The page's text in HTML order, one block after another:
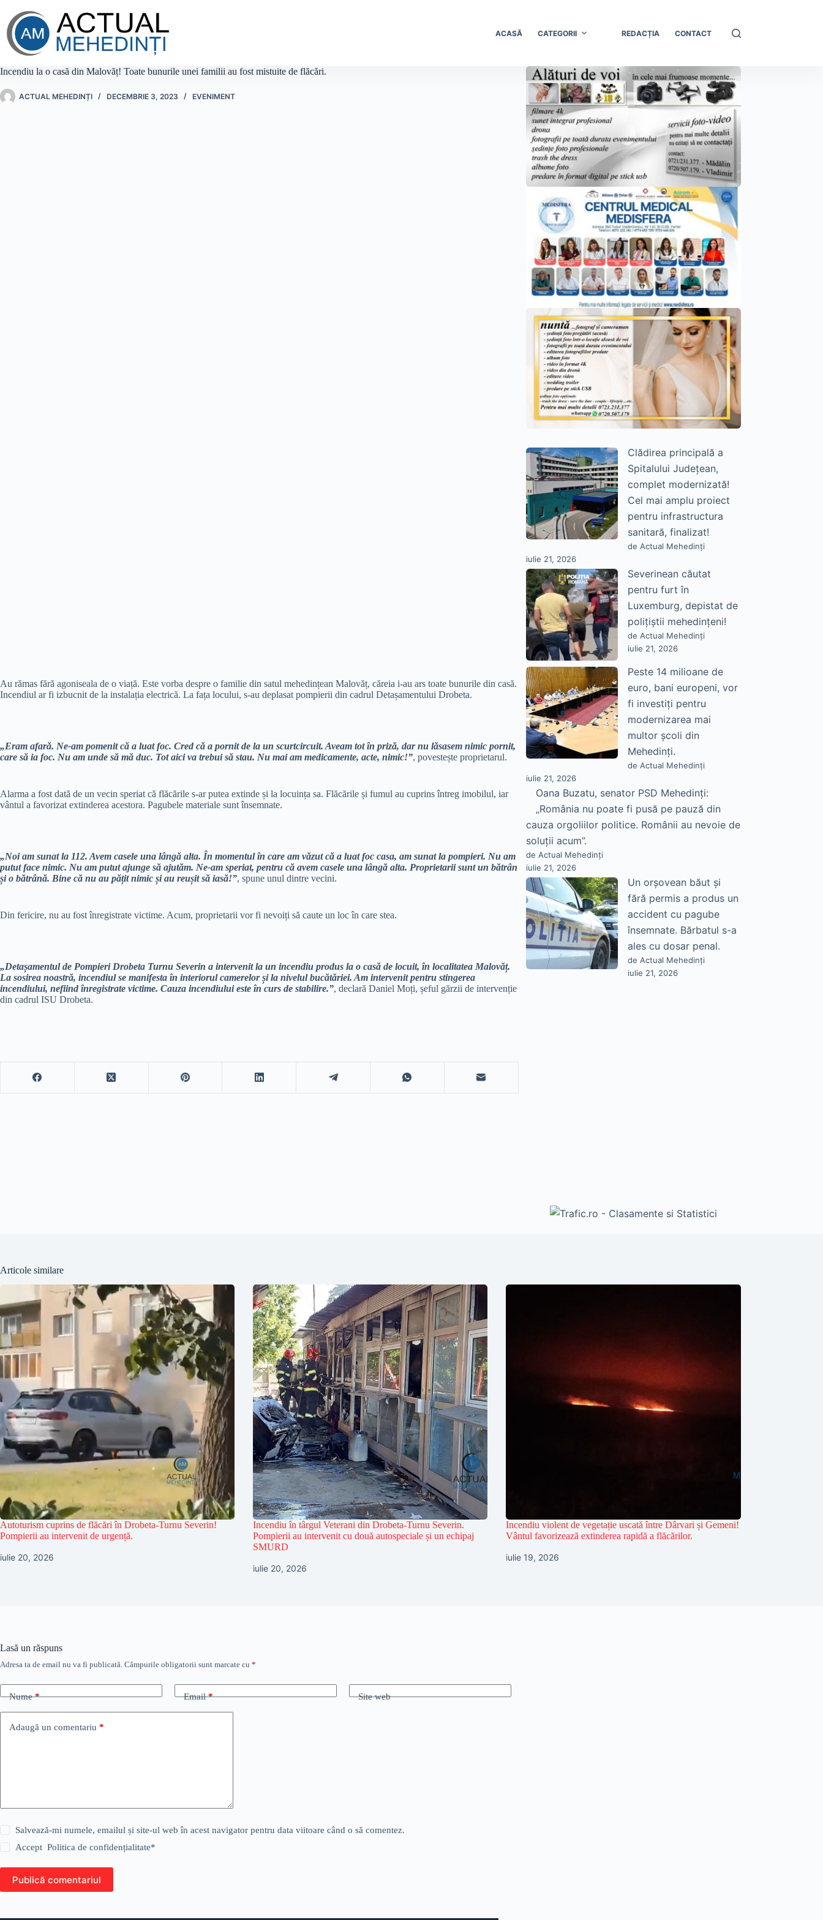
conținut
ACASĂ CATEGORII REDACȚIA CONTACT
Incendiu la o casă din Malovăț! Toate bunurile unei familii au fost mistuite de flăcări.
ACTUAL MEHEDINȚI DECEMBRIE 3, 2023 EVENIMENT
Au rămas fără agoniseala de o viață. Este vorba despre o familie din satul mehedințean Malovăț, căreia i-au ars toate bunurile din casă.
Incendiul ar fi izbucnit de la instalația electrică. La fața locului, s-au deplasat pompierii din cadrul Detașamentului Drobeta.
„Eram afară. Ne-am pomenit că a luat foc. Cred că a pornit de la un scurtcircuit. Aveam tot în priză, dar nu lăsasem nimic pornit,
care să ia foc. Nu am unde să mă duc. Tot aici va trebui să stau. Nu mai am medicamente, acte, nimic!”, povestește proprietarul.
Alarma a fost dată de un vecin speriat că flăcările s-ar putea extinde și la locuința sa. Flăcările și fumul au cuprins întreg imobilul, iar
vântul a favorizat extinderea acestora. Pagubele materiale sunt însemnate.
„Noi am sunat la 112. Avem casele una lângă alta. În momentul în care am văzut că a luat foc casa, am sunat la pompieri. Nu am
putut face nimic. Nu am putut ajunge să ajutăm. Ne-am speriat, pentru că avem casele una lângă alta. Proprietarii sunt un bătrân
și o bătrână. Bine că nu au pățit nimic și au reușit să iasă!”, spune unul dintre vecini.
Din fericire, nu au fost înregistrate victime. Acum, proprietarii vor fi nevoiți să caute un loc în care stea.
„Detașamentul de Pompieri Drobeta Turnu Severin a intervenit la un incendiu produs la o casă de locuit, în localitatea Malovăț.
La sosirea noastră, incendiul se manifesta în interiorul camerelor și la nivelul bucătăriei. Am intervenit pentru stingerea
incendiului, nefiind înregistrate victime. Cauza incendiului este în curs de stabilire.”, declară Daniel Moți, șeful gărzii de intervenție
din cadrul ISU Drobeta.
Clădirea principală a
Spitalului Județean,
complet modernizată!
Cel mai amplu proiect
pentru infrastructura
sanitară, finalizat!
de Actual Mehedinți
iulie 21, 2026
Severinean căutat
pentru furt în
Luxemburg, depistat de
polițiștii mehedințeni!
de Actual Mehedinți
iulie 21, 2026
Peste 14 milioane de
euro, bani europeni, vor
fi investiți pentru
modernizarea mai
multor școli din
Mehedinți.
de Actual Mehedinți
iulie 21, 2026
Oana Buzatu, senator PSD Mehedinți:
„România nu poate fi pusă pe pauză din
cauza orgoliilor politice. Românii au nevoie de
soluții acum”.
de Actual Mehedinți
iulie 21, 2026
Un orșovean băut și
fără permis a produs un
accident cu pagube
însemnate. Bărbatul s-a
ales cu dosar penal.
de Actual Mehedinți
iulie 21, 2026
Articole similare
Autoturism cuprins de flăcări în Drobeta-Turnu Severin!
Pompierii au intervenit de urgență.
iulie 20, 2026
Incendiu în târgul Veterani din Drobeta-Turnu Severin.
Pompierii au intervenit cu două autospeciale și un echipaj
SMURD
iulie 20, 2026
Incendiu violent de vegetație uscată între Dârvari și Gemeni!
Vântul favorizează extinderea rapidă a flăcărilor.
iulie 19, 2026
Lasă un răspuns
Adresa ta de email nu va fi publicată. Câmpurile obligatorii sunt marcate cu *
Nume* Email* Site web
Adaugă un comentariu *
Salvează-mi numele, emailul și site-ul web în acest navigator pentru data viitoare când o să comentez.
AcceptPolitica de confidențialitate*
Publică comentariul